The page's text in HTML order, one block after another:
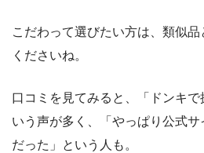
こだわって選びたい方は、類似
くださいね。
口コミを見てみると、「ドンキ
いう声が多く、「やっぱり公式
だった」という人も。